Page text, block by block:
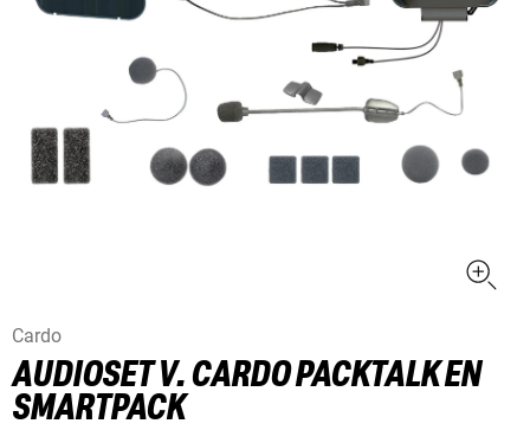
Cardo
AUDIOSET V. CARDO PACKTALK EN
SMARTPACK